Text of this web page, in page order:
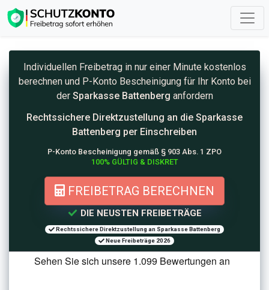
Individuellen Freibetrag in nur einer Minute kostenlos
berechnen und P-Konto Bescheinigung für Ihr Konto bei
der Sparkasse Battenberg anfordern
Rechtssichere Direktzustellung an die Sparkasse
Battenberg per Einschreiben
P-Konto Bescheinigung gemäß § 903 Abs. 1 ZPO
100% GÜLTIG & DISKRET
FREIBETRAG BERECHNEN
DIE NEUSTEN FREIBETRÄGE
Rechtssichere Direktzustellung an Sparkasse Battenberg
Neue Freibeträge 2026